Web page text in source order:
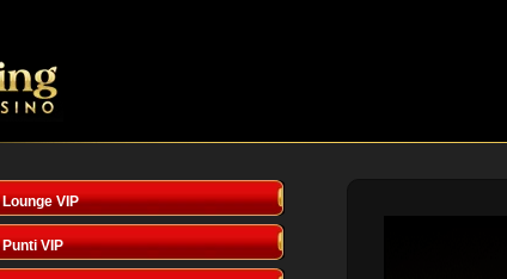
Lounge VIP
Punti VIP